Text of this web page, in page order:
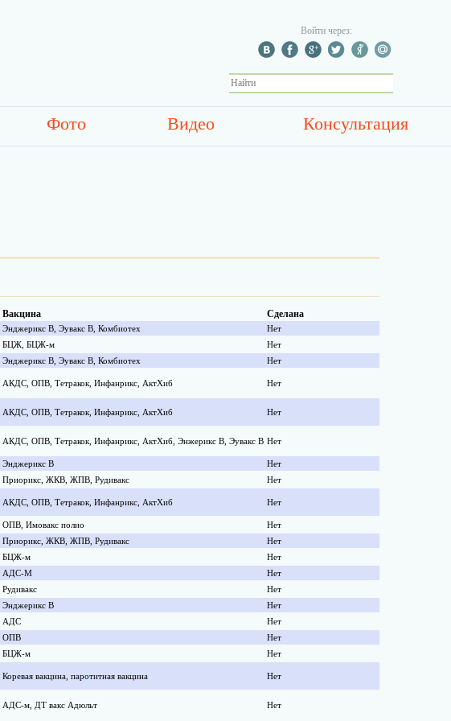
Войти через:
Фото Видео Консультация
Вакцина Сделана
Энджерикс В, Эувакс В, Комбиотех
Нет
БЦЖ, БЦЖ-м
Нет
Энджерикс В, Эувакс В, Комбиотех Нет
АКДС, ОПВ, Тетракок, Инфанрикс, АктХиб Нет
АКДС, ОПВ, Тетракок, Инфанрикс, АктХиб Нет
АКДС, ОПВ, Тетракок, Инфанрикс, АктХиб, Энжерикс В, Эувакс В Нет
Энджерикс B
Нет
Приорикс, ЖКВ, ЖПВ, Рудивакс Нет
АКДС, ОПВ, Тетракок, Инфанрикс, АктХиб Нет
ОПВ, Имовакс полио
Нет
Приорикс, ЖКВ, ЖПВ, Рудивакс
Нет
БЦЖ-м
Нет
АДС-М
Нет
Рудивакс
Нет
Энджерикс B
Нет
АДС
Нет
ОПВ
Нет
БЦЖ-м Нет
Коревая вакцина, паротитная вакцина Нет
АДС-м, ДТ вакс Адюльт Нет